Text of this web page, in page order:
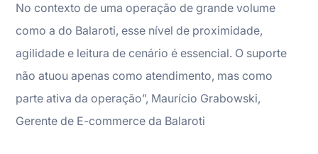
No contexto de uma operação de grande volume
como a do Balaroti, esse nível de proximidade,
agilidade e leitura de cenário é essencial. O suporte
não atuou apenas como atendimento, mas como
parte ativa da operação”, Maurício Grabowski,
Gerente de E-commerce da Balaroti